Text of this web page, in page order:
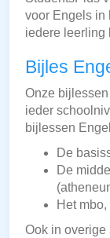
voor Engels in
iedere leerling
Bijles
Onze
ieder
bijlessen
De
De
Het
Ook in overige